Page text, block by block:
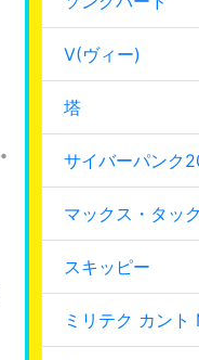
V(ヴィー)
塔
サイバーパンク
マックス・タック
スキッピー
ミリテク カント